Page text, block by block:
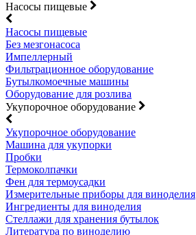
Насосы пищевые
Насосы пищевые
Без мезгонасоса
Импеллерный
Фильтрационное оборудование
Бутылкомоечные машины
Оборудование для розлива
Укупорочное оборудование
Укупорочное оборудование
Машина для укупорки
Пробки
Термоколпачки
Фен для термоусадки
Измерительные приборы для виноделия
Ингредиенты для виноделия
Стеллажи для хранения бутылок
Литература по виноделию